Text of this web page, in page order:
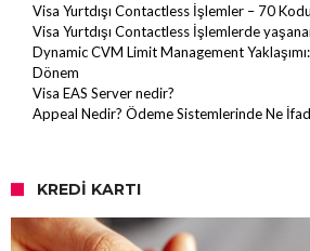
Visa Yurtdışı Contactless İşlemler – 70
Visa Yurtdışı Contactless İşlemlerde
Dynamic CVM Limit Management
Dönem
Visa EAS Server nedir?
Appeal Nedir? Ödeme Sistemlerinde Ne
KREDI KARTI